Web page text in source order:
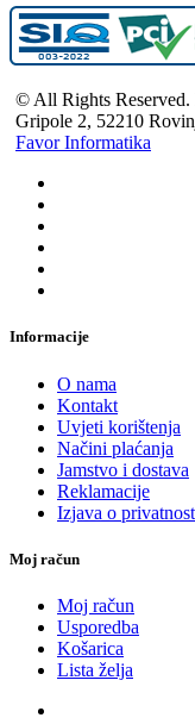
© All Rights
Gripole 2, 52210
Favor Informatika
Informacije
O nama
Kontakt
Uvjeti korištenja
Načini plaćanja
Jamstvo i dostava
Reklamacije
Izjava o
Moj račun
Moj račun
Usporedba
Košarica
Lista želja